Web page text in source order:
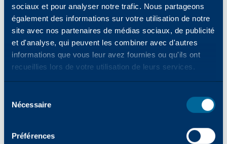
sociaux et pour analyser notre trafic. Nous partageons
également des informations sur votre utilisation de notre
site avec nos partenaires de médias sociaux, de publicité
et d'analyse, qui peuvent les combiner avec d'autres
informations que vous leur avez fournies ou qu'ils ont
recueillies lors de votre utilisation de leurs services.
desNécessaire
Préférences
multifonctions (MFP). En 2024, Katun a
lancé Arivia, sa première gamme
d'imprimantes multifonctions. Katun a plus
de 45 ans d'expérience dans le secteur de la
bureautique et compte environ 8 000
partenaires revendeurs et distributeurs dans
le monde. En s'appuyant sur la richesse de
apporter à ses clients "le succès en toute
services axés sur la fiabilité, la simplicité et